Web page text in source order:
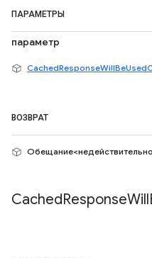
ПАРАМЕТРЫ
параметр
ВОЗВРАТ
CachedResponseWill